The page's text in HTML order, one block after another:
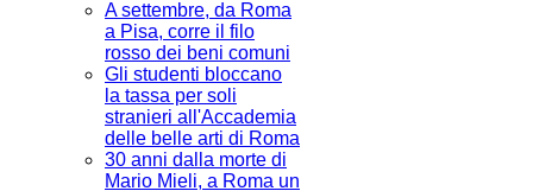
A settembre, da Roma
a Pisa, corre il filo
rosso dei beni comuni
Gli studenti bloccano
la tassa per soli
stranieri all'Accademia
delle belle arti di Roma
30 anni dalla morte di
Mario Mieli, a Roma un